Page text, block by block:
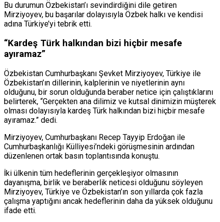
Bu durumun Özbekistan’ı sevindirdiğini dile getiren
Mirziyoyev, bu başarılar dolayısıyla Özbek halkı ve kendisi
adına Türkiye’yi tebrik etti.
“Kardeş Türk halkından bizi hiçbir mesafe
ayıramaz”
Özbekistan Cumhurbaşkanı Şevket Mirziyoyev, Türkiye ile
Özbekistan’ın dillerinin, kalplerinin ve niyetlerinin aynı
olduğunu, bir sorun olduğunda beraber netice için çalıştıklarını
belirterek, “Gerçekten ana dilimiz ve kutsal dinimizin müşterek
olması dolayısıyla kardeş Türk halkından bizi hiçbir mesafe
ayıramaz.” dedi.
Mirziyoyev, Cumhurbaşkanı Recep Tayyip Erdoğan ile
Cumhurbaşkanlığı Külliyesi’ndeki görüşmesinin ardından
düzenlenen ortak basın toplantısında konuştu.
İki ülkenin tüm hedeflerinin gerçekleşiyor olmasının
dayanışma, birlik ve beraberlik neticesi olduğunu söyleyen
Mirziyoyev, Türkiye ve Özbekistan’ın son yıllarda çok fazla
çalışma yaptığını ancak hedeflerinin daha da yüksek olduğunu
ifade etti.